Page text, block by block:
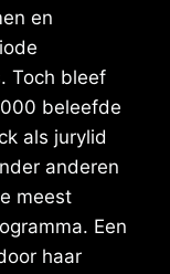
en
Toch bleef
beleefde
als jurylid
anderen
meest
Een
haar